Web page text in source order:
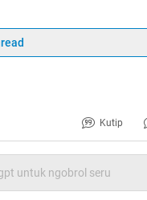
ibadah puasa
Kutip
untuk ngobrol seru